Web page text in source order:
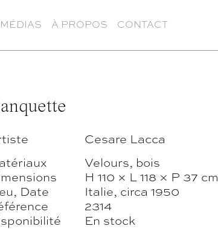
MÉDIAS À PROPOS CONTACT
Cesare Lacca
Velours, bois
H 110 × L 118 × P 37 cm
Date
Italie, circa 1950
2314
En stock